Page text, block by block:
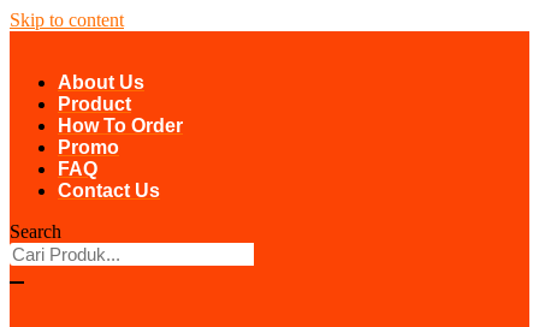
Skip to content
About Us
Product
How To Order
Promo
FAQ
Contact Us
Search